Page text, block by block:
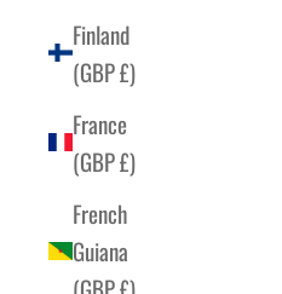
Finland
(GBP £)
France
(GBP £)
French
Guiana